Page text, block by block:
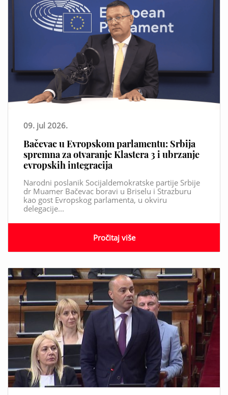
09. jul 2026.
Bačevac u Evropskom parlamentu: Srbija
spremna za otvaranje Klastera 3 i ubrzanje
evropskih integracija
Narodni poslanik Socijaldemokratske partije Srbije
dr Muamer Bačevac boravi u Briselu i Strazburu
kao gost Evropskog parlamenta, u okviru
delegacije...
Pročitaj više